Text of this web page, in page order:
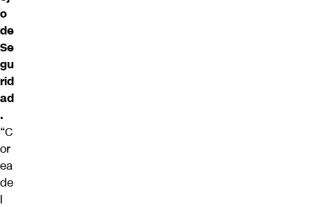
o
de
Se
gu
rid
ad
.
“C
or
ea
de
l